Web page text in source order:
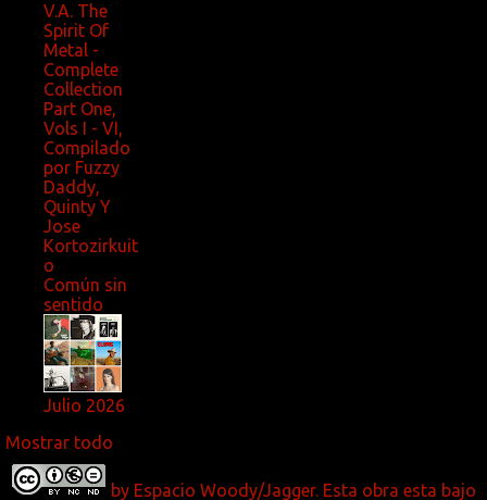
V.A. The
Spirit Of
Metal -
Complete
Collection
Part One,
Vols I - VI,
Compilado
por Fuzzy
Daddy,
Quinty Y
Jose
Kortozirkuit
o
Común sin
sentido
Julio 2026
Mostrar todo
by Espacio Woody/Jagger. Esta obra esta bajo